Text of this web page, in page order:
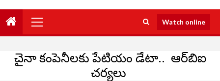
Menu
Watch online
చైనా కంపెనీలకు పేటియం డేటా.. ఆర్‌బిఐ
చర్యలు